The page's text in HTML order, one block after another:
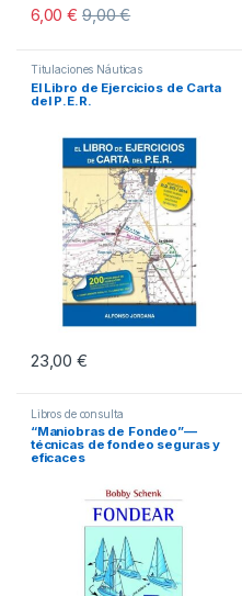
6,00€ 9,00€
Titulaciones Náuticas
El Libro de Ejercicios de Carta
del P.E.R.
23,00€
Libros de consulta
“Maniobras de Fondeo”—
técnicas de fondeo seguras y
eficaces